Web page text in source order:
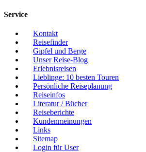
Service
Kontakt
Reisefinder
Gipfel und Berge
Unser Reise-Blog
Erlebnisreisen
Lieblinge: 10 besten Touren
Persönliche Reiseplanung
Reiseinfos
Literatur / Bücher
Reiseberichte
Kundenmeinungen
Links
Sitemap
Login für User